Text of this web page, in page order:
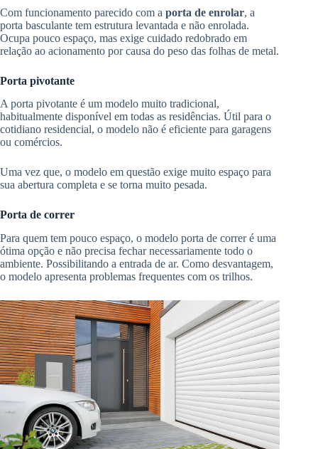
Com funcionamento parecido com a porta de enrolar, a
porta basculante tem estrutura levantada e não enrolada.
Ocupa pouco espaço, mas exige cuidado redobrado em
relação ao acionamento por causa do peso das folhas de metal.
Porta pivotante
A porta pivotante é um modelo muito tradicional,
habitualmente disponível em todas as residências. Útil para o
cotidiano residencial, o modelo não é eficiente para garagens
ou comércios.
Uma vez que, o modelo em questão exige muito espaço para
sua abertura completa e se torna muito pesada.
Porta de correr
Para quem tem pouco espaço, o modelo porta de correr é uma
ótima opção e não precisa fechar necessariamente todo o
ambiente. Possibilitando a entrada de ar. Como desvantagem,
o modelo apresenta problemas frequentes com os trilhos.